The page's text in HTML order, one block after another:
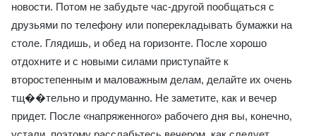
новости. Потом не забудьте час-другой пообщаться с
друзьями по телефону или поперекладывать бумажки на
столе. Глядишь, и обед на горизонте. После хорошо
отдохните и с новыми силами приступайте к
второстепенным и маловажным делам, делайте их очень
тщ��тельно и продуманно. Не заметите, как и вечер
придет. После «напряженного» рабочего дня вы, конечно,